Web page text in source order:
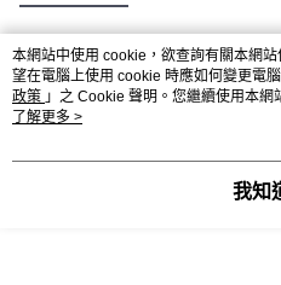
熱門標籤
熱銷排行
本網站中使用 cookie，欲查詢有關本網
望在電腦上使用 cookie 時應如何變更電
政策 」之 Cookie 聲明。您繼續使用本
條款之 Cookie 聲明使用 cookie。
了解更多 >
我知